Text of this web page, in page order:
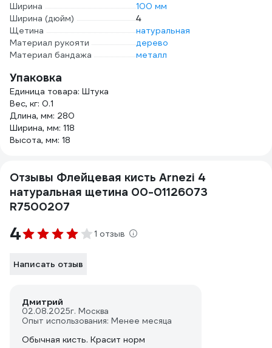
Ширина
100 мм
Ширина (дюйм)
4
Щетина
натуральная
Материал рукояти
дерево
Материал бандажа
металл
Упаковка
Единица товара: Штука
Вес, кг: 0.1
Длина, мм: 280
Ширина, мм: 118
Высота, мм: 18
Отзывы Флейцевая кисть Arnezi 4
натуральная щетина 00-01126073
R7500207
4 1 отзыв
Написать отзыв
Дмитрий
02.08.2025г. Москва
Опыт использования: Менее месяца
Обычная кисть. Красит норм